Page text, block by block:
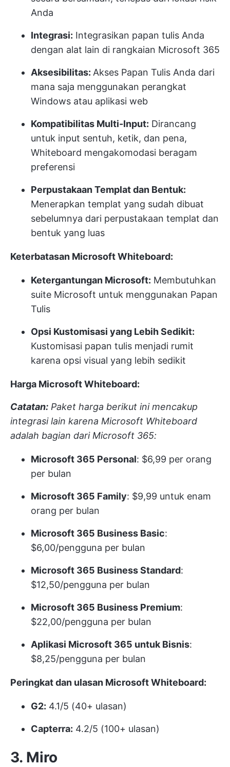
Anda
Integrasi: Integrasikan papan tulis Anda
dengan alat lain di rangkaian Microsoft 365
Aksesibilitas: Akses Papan Tulis Anda dari
mana saja menggunakan perangkat
Windows atau aplikasi web
Kompatibilitas Multi-Input: Dirancang
untuk input sentuh, ketik, dan pena,
Whiteboard mengakomodasi beragam
preferensi
Perpustakaan Templat dan Bentuk:
Menerapkan templat yang sudah dibuat
sebelumnya dari perpustakaan templat dan
bentuk yang luas
Keterbatasan Microsoft Whiteboard:
Ketergantungan Microsoft: Membutuhkan
suite Microsoft untuk menggunakan Papan
Tulis
Opsi Kustomisasi yang Lebih Sedikit:
Kustomisasi papan tulis menjadi rumit
karena opsi visual yang lebih sedikit
Harga Microsoft Whiteboard:
Catatan: Paket harga berikut ini mencakup
integrasi lain karena Microsoft Whiteboard
adalah bagian dari Microsoft 365:
Microsoft 365 Personal: $6,99 per orang
per bulan
Microsoft 365 Family: $9,99 untuk enam
orang per bulan
Microsoft 365 Business Basic:
$6,00/pengguna per bulan
Microsoft 365 Business Standard:
$12,50/pengguna per bulan
Microsoft 365 Business Premium:
$22,00/pengguna per bulan
Aplikasi Microsoft 365 untuk Bisnis:
$8,25/pengguna per bulan
Peringkat dan ulasan Microsoft Whiteboard:
G2: 4.1/5 (40+ ulasan)
Capterra: 4.2/5 (100+ ulasan)
3. Miro